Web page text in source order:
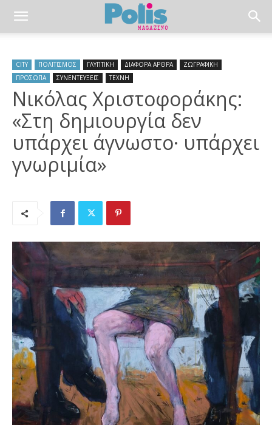
CITY ΠΟΛΙΤΙΣΜΟΣ ΓΛΥΠΤΙΚΗ ΔΙΑΦΟΡΑ ΑΡΘΡΑ
ΖΩΓΡΑΦΙΚΗ
ΠΡΟΣΩΠΑ
ΣΥΝΕΝΤΕΥΞΕΙΣ ΤΕΧΝΗ
Νικόλας Χριστοφοράκης:
«Στη δημιουργία δεν
υπάρχει άγνωστο· υπάρχει
γνωριμία»